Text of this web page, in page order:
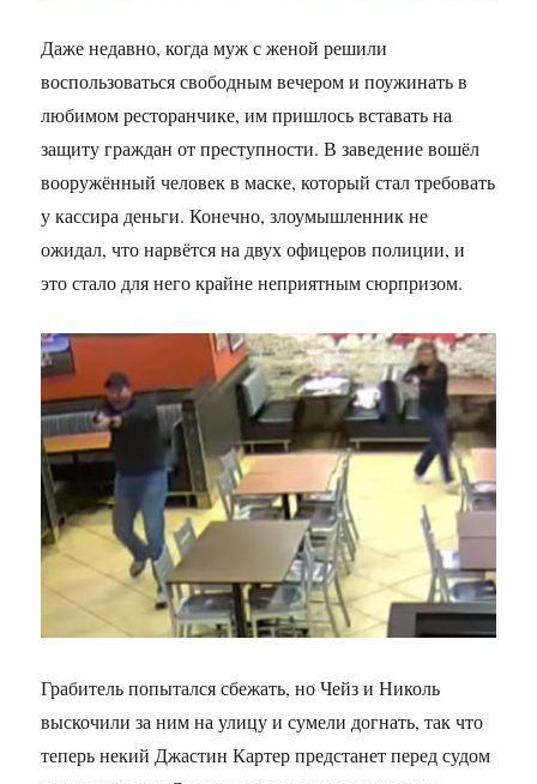
Даже недавно, когда муж с женой решили
воспользоваться свободным вечером и поужинать в
любимом ресторанчике, им пришлось вставать на
защиту граждан от преступности. В заведение вошёл
вооружённый человек в маске, который стал требовать
у кассира деньги. Конечно, злоумышленник не
ожидал, что нарвётся на двух офицеров полиции, и
это стало для него крайне неприятным сюрпризом.
Грабитель попытался сбежать, но Чейз и Николь
выскочили за ним на улицу и сумели догнать, так что
теперь некий Джастин Картер предстанет перед судом